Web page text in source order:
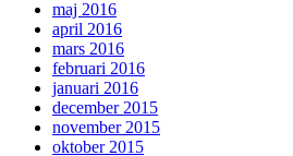
maj 2016
april 2016
mars 2016
februari 2016
januari 2016
december 2015
november 2015
oktober 2015